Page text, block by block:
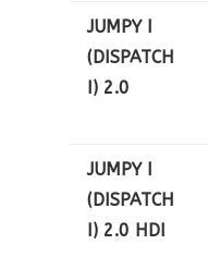
JUMPY I
(DISPATCH
I) 2.0
JUMPY I
(DISPATCH
I) 2.0 HDI